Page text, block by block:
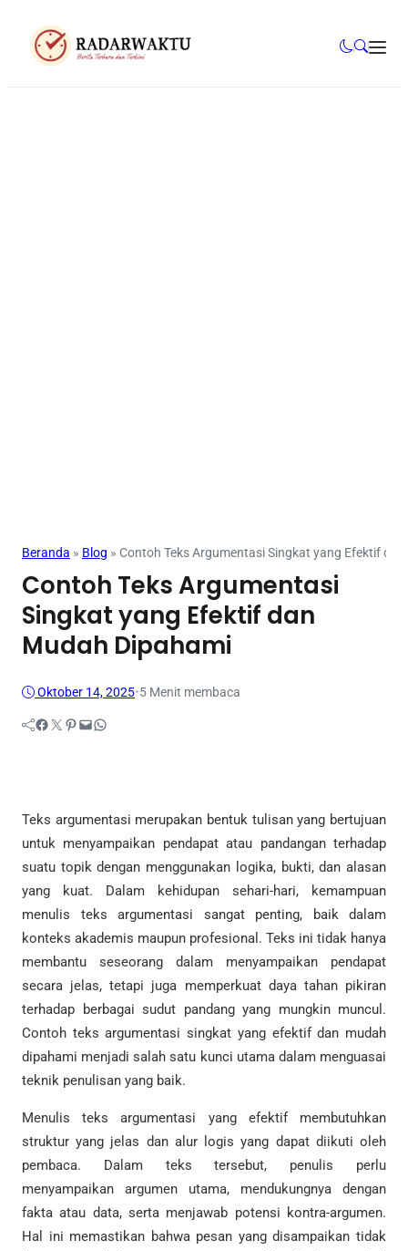
Beranda » Blog » Contoh Teks Argumentasi Singkat yang Efektif
Contoh Teks Argumentasi
Singkat yang Efektif dan
Mudah Dipahami
Oktober 14, 2025•5 Menit membaca
Facebook Twitter Pinterest Mail WhatsApp
Teks argumentasi merupakan bentuk tulisan yang bertujuan
untuk menyampaikan pendapat atau pandangan terhadap
suatu topik dengan menggunakan logika, bukti, dan alasan
yang kuat. Dalam kehidupan sehari-hari, kemampuan
menulis teks argumentasi sangat penting, baik dalam
konteks akademis maupun profesional. Teks ini tidak hanya
membantu seseorang dalam menyampaikan pendapat
secara jelas, tetapi juga memperkuat daya tahan pikiran
terhadap berbagai sudut pandang yang mungkin muncul.
Contoh teks argumentasi singkat yang efektif dan mudah
dipahami menjadi salah satu kunci utama dalam menguasai
teknik penulisan yang baik.
Menulis teks argumentasi yang efektif membutuhkan
struktur yang jelas dan alur logis yang dapat diikuti oleh
pembaca. Dalam teks tersebut, penulis perlu
menyampaikan argumen utama, mendukungnya dengan
fakta atau data, serta menjawab potensi kontra-argumen.
Hal ini memastikan bahwa pesan yang disampaikan tidak